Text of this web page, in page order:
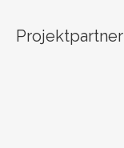
Projektpartner